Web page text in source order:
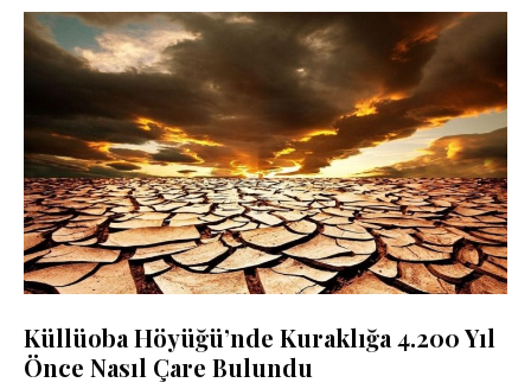
Küllüoba Höyüğü’nde Kuraklığa 4.200 Yıl
Önce Nasıl Çare Bulundu